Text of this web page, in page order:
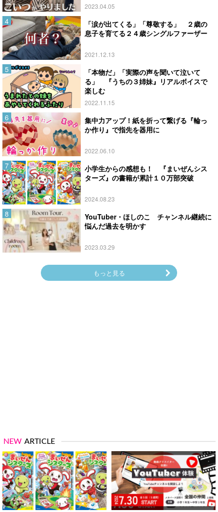
2023.04.05
「涙が出てくる」「尊敬する」 ２歳の
息子を育てる２４歳シングルファーザー
2021.12.13
「本物だ」「実際の声を聞いて泣いて
る」 『うちの３姉妹』リアルボイスで
楽しむ
2022.11.15
集中力アップ！紙を折って繋げる『輪っ
か作り』で指先を器用に
2022.06.10
小学生からの感想も！ 『まいぜんシス
ターズ』の書籍が累計１０万部突破
2024.08.23
YouTuber・ほしのこ チャンネル継続に
悩んだ過去を明かす
2023.03.29
もっと見る
NEW ARTICLE